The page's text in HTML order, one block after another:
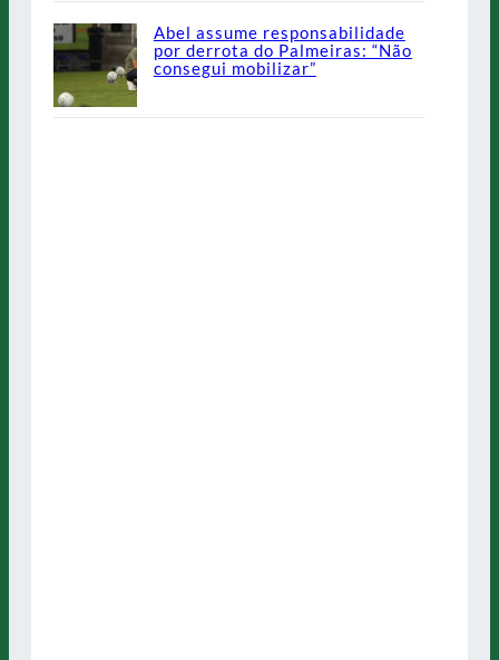
Abel assume responsabilidade
por derrota do Palmeiras: “Não
consegui mobilizar”